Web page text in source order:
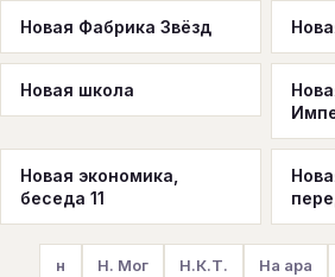
Новая Фабрика Звёзд
Новая школа
Новая экономика,
беседа 11
н Н. Мог Н.К.Т. На ара